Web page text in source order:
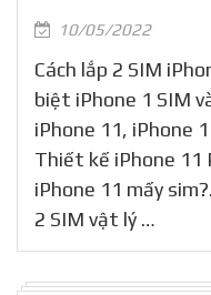
10/05/2022
Cách lắp 2 SIM
biệt iPhone 1 SIM
iPhone 11, iPhone
Thiết kế iPhone 11
iPhone 11 mấy
2 SIM vật lý …